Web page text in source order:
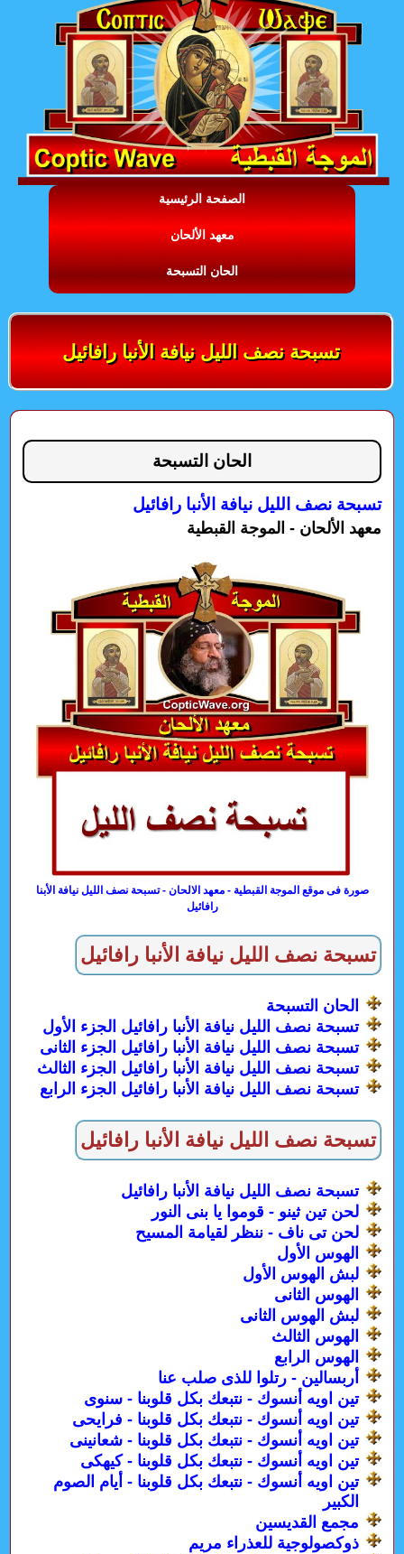
الصفحة الرئيسية
معهد الألحان
الحان التسبحة
تسبحة نصف الليل نيافة الأنبا رافائيل
الحان التسبحة
تسبحة نصف الليل نيافة الأنبا رافائيل
معهد الألحان - الموجة القبطية
صورة فى موقع الموجة القبطية - معهد الالحان - تسبحة نصف الليل نيافة الأبنا
رافائيل
تسبحة نصف الليل نيافة الأنبا رافائيل
الحان التسبحة
تسبحة نصف الليل نيافة الأنبا رافائيل الجزء الأول
تسبحة نصف الليل نيافة الأنبا رافائيل الجزء الثانى
تسبحة نصف الليل نيافة الأنبا رافائيل الجزء الثالث
تسبحة نصف الليل نيافة الأنبا رافائيل الجزء الرابع
تسبحة نصف الليل نيافة الأنبا رافائيل
تسبحة نصف الليل نيافة الأنبا رافائيل
لحن تين ثينو - قوموا يا بنى النور
لحن تى ناف - ننظر لقيامة المسيح
الهوس الأول
لبش الهوس الأول
الهوس الثانى
لبش الهوس الثانى
الهوس الثالث
الهوس الرابع
أربسالين - رتلوا للذى صلب عنا
تين اويه أنسوك - نتبعك بكل قلوبنا - سنوى
تين اويه أنسوك - نتبعك بكل قلوبنا - فرايحى
تين اويه أنسوك - نتبعك بكل قلوبنا - شعانينى
تين اويه أنسوك - نتبعك بكل قلوبنا - كيهكى
تين اويه أنسوك - نتبعك بكل قلوبنا - أيام الصوم
الكبير
مجمع القديسين
ذوكصولوجية للعذراء مريم